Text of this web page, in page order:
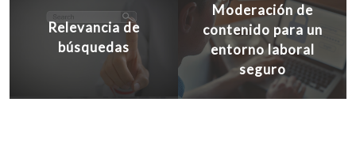
Relevancia de
búsquedas
Moderación de
contenido para un
entorno laboral
seguro